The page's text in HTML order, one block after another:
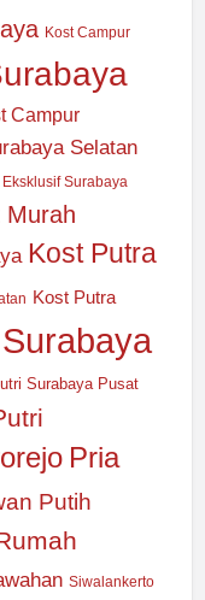
Kost Campur
Campur
Selatan
Eksklusif Surabaya
Murah
Kost Putra
Kost Putra
Surabaya Pusat
Pria
Putih
Siwalankerto